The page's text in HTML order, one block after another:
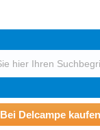
Bei Delcampe